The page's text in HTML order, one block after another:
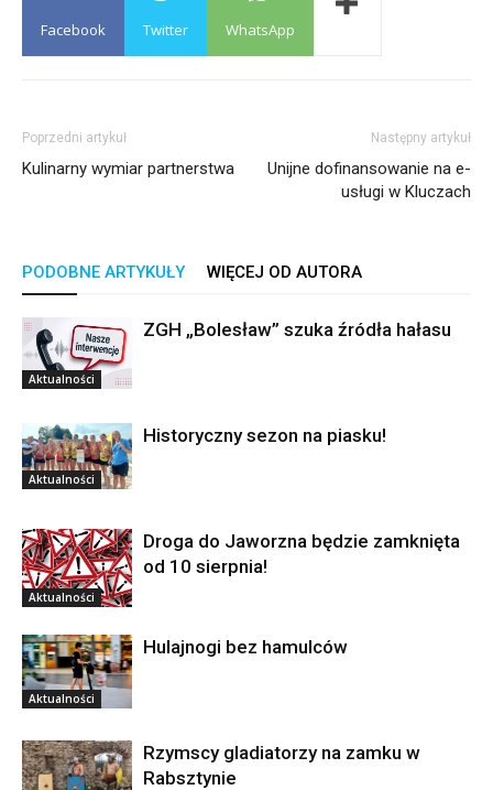
Facebook Twitter WhatsApp
Poprzedni artykuł
Kulinarny wymiar partnerstwa
Następny artykuł
Unijne dofinansowanie na e-
usługi w Kluczach
PODOBNE ARTYKUŁY WIĘCEJ OD AUTORA
Aktualności
ZGH „Bolesław” szuka źródła hałasu
Aktualności
Historyczny sezon na piasku!
Aktualności
Droga do Jaworzna będzie zamknięta
od 10 sierpnia!
Aktualności
Hulajnogi bez hamulców
Rzymscy gladiatorzy na zamku w
Rabsztynie